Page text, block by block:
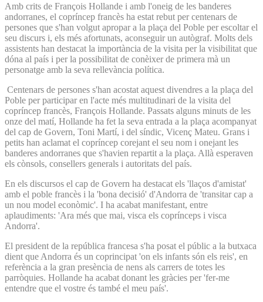
Amb crits de François Hollande i amb l'oneig de les banderes
andorranes, el copríncep francès ha estat rebut per centenars de
persones que s'han volgut apropar a la plaça del Poble per escoltar el
seu discurs i, els més afortunats, aconseguir un autògraf. Molts dels
assistents han destacat la importància de la visita per la visibilitat que
dóna al país i per la possibilitat de conèixer de primera mà un
personatge amb la seva rellevància política.
Centenars de persones s'han acostat aquest divendres a la plaça del
Poble per participar en l'acte més multitudinari de la visita del
copríncep francès, François Hollande. Passats alguns minuts de les
onze del matí, Hollande ha fet la seva entrada a la plaça acompanyat
del cap de Govern, Toni Martí, i del síndic, Vicenç Mateu. Grans i
petits han aclamat el copríncep corejant el seu nom i onejant les
banderes andorranes que s'havien repartit a la plaça. Allà esperaven
els cònsols, consellers generals i autoritats del país.
En els discursos el cap de Govern ha destacat els 'llaços d'amistat'
amb el poble francès i la 'bona decisió' d'Andorra de 'transitar cap a
un nou model econòmic'. I ha acabat manifestant, entre
aplaudiments: 'Ara més que mai, visca els coprínceps i visca
Andorra'.
El president de la república francesa s'ha posat el públic a la butxaca
dient que Andorra és un coprincipat 'on els infants són els reis', en
referència a la gran presència de nens als carrers de totes les
parròquies. Hollande ha acabat donant les gràcies per 'fer-me
entendre que el vostre és també el meu país'.